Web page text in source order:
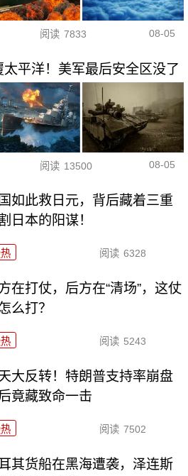
阅读 7833 08-05
平洋！美军最后安全区没了
阅读 13500 08-05
如此救日元，背后藏着三重
日本的阳谋！
阅读 6328
在打仗，后方在“清场”，这仗
么打？
阅读 5243
大反转！特朗普支持率崩盘
竟藏致命一击
阅读 7502
其货船在黑海遭袭，泽连斯